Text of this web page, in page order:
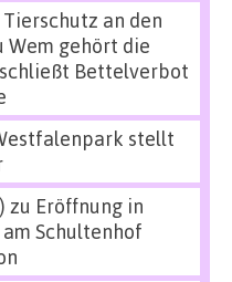
an den
Wem gehört die
Bettelverbot
stellt
zu Eröffnung in
Schultenhof